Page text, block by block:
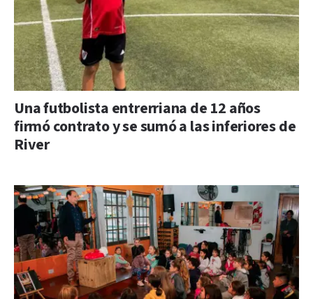
Una futbolista entrerriana de 12 años
firmó contrato y se sumó a las inferiores de
River